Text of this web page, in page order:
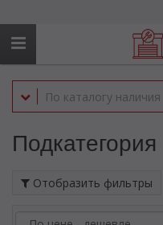
Подкатегория
Отобразить фильтры